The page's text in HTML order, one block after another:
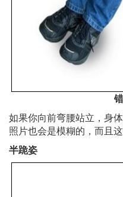
如果你向前弯腰站立，身
照片也会是模糊的，而且
半跪姿